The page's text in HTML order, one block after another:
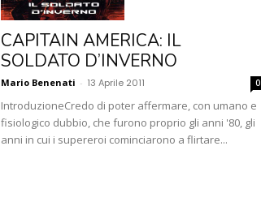
CAPITAIN AMERICA: IL
SOLDATO D’INVERNO
Mario Benenati - 13 Aprile 2011 0
IntroduzioneCredo di poter affermare, con umano e
fisiologico dubbio, che furono proprio gli anni '80, gli
anni in cui i supereroi cominciarono a flirtare...